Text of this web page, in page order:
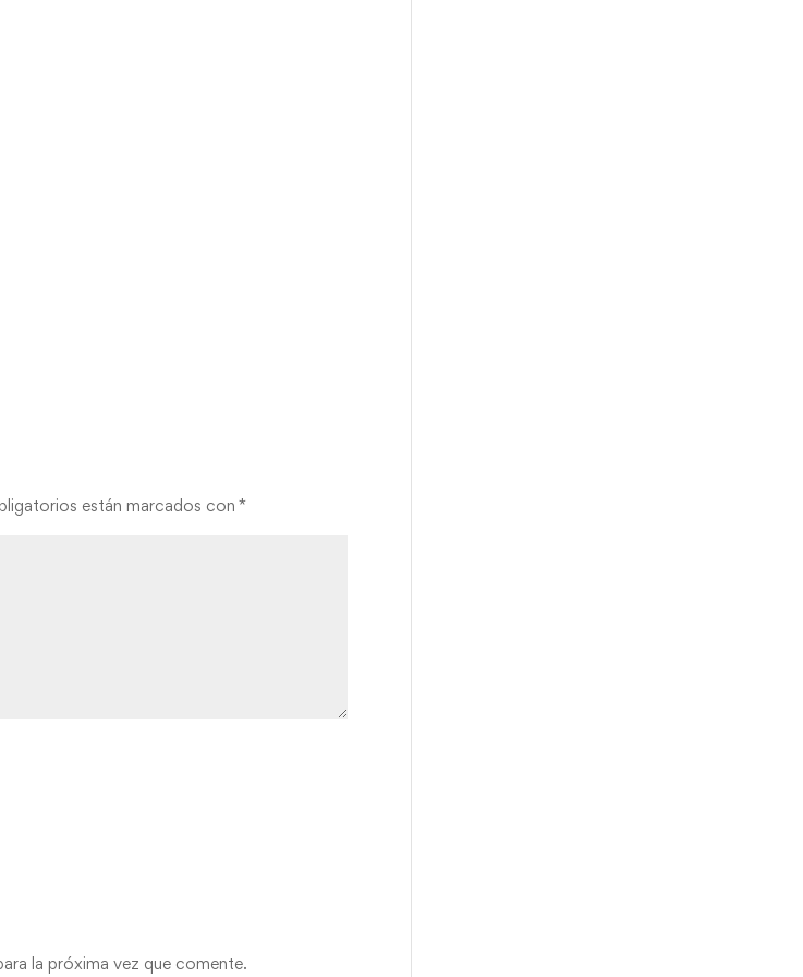
están marcados con *
la próxima vez que comente.